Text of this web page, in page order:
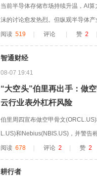
当前半导体存储市场持续升温，AI
沫的讨论愈发热烈。但纵观半导体
前热度顶尖、行情持续走高的存储
导体产业发展全程，也深刻影响着
级周期，代工价...
阅读 519 | 评论 | 赞 2 |
智通财经
08-07 19:41
“大空头”伯里再出手：做
云行业表外杠杆风险
伯里周四宣布做空甲骨文
L.US)和Nebius(NBIS.US)，并警告
披露，其以144.63美元/股重新建立
(8月5日)，他表示已平仓了甲骨文的
阅读 678 | 评论 2 | 赞 2
耕行者